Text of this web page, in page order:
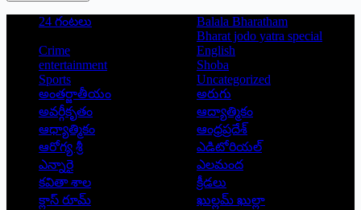
24 గంటలు
Balala Bharatham
Bharat jodo yatra special
Crime
English
entertainment
Shoba
Sports
Uncategorized
అంతర్జాతీయం
అరుగు
అవర్గీకృతం
ఆద్యాత్మికం
ఆధ్యాత్మికం
ఆంధ్రప్రదేశ్
ఆరోగ్య శ్రీ
ఎడిటోరియల్
ఎన్నారై
ఎలమంద
కవితా శాల
క్రీడలు
క్లాస్ రూమ్
ఖుల్లమ్ ఖుల్లా